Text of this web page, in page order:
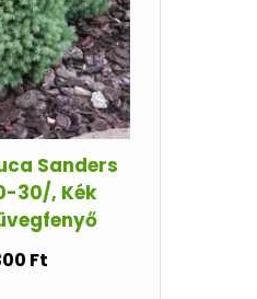
Sanders
30/, Kék
Ft